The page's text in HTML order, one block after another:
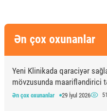
Ən çox oxunanlar
Yeni Klinikada qaraciyər
mövzusunda maarifləndirici
Ən çox oxunanlar 29 İyul 2026